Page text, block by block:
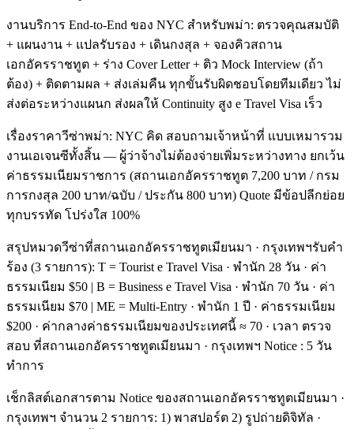
งานบริการ End-to-End ของ NYC สำหรับพม่า: ตรวจคุณสมบัติ
+ แผนงาน + แปลรับรอง + เดินกงสุล + จองคิวสถาน
เอกอัครราชทูต + ร่าง Cover Letter + ติว Mock Interview (ถ้า
ต้อง) + ติดตามผล + ส่งเล่มคืน ทุกขั้นรับผิดชอบโดยทีมเดียว ไม่
ส่งต่อระหว่างแผนก ส่งผลให้ Continuity สูง e Travel Visa เร็ว
เรื่องราคาวีซ่าพม่า: NYC คิด สอบถามเจ้าหน้าที่ แบบเหมารวม
งานเอเจนซีทั้งสิ้น — ผู้ว่าจ้างไม่ต้องจ่ายเพิ่มระหว่างทาง ยกเว้น
ค่าธรรมเนียมราชการ (สถานเอกอัครราชทูต 7,200 บาท / กรม
การกงสุล 200 บาท/ฉบับ / ประกัน 800 บาท) Quote มีข้อปลีกย่อย
ทุกบรรทัด โปร่งใส 100%
สรุปหมวดวีซ่าที่สถานเอกอัครราชทูตเมียนมา · กรุงเทพฯรับคำ
ร้อง (3 รายการ): T = Tourist e Travel Visa · พำนัก 28 วัน · ค่า
ธรรมเนียม $50 | B = Business e Travel Visa · พำนัก 70 วัน · ค่า
ธรรมเนียม $70 | ME = Multi-Entry · พำนัก 1 ปี · ค่าธรรมเนียม
$200 · ค่ากลางค่าธรรมเนียมของประเทศนี้ ≈ 70 · เวลา ตรวจ
สอบ ที่สถานเอกอัครราชทูตเมียนมา · กรุงเทพฯ Notice : 5 วัน
ทำการ
เช็กลิสต์เอกสารตาม Notice ของสถานเอกอัครราชทูตเมียนมา ·
กรุงเทพฯ จำนวน 2 รายการ: 1) พาสปอร์ต 2) รูปถ่ายดิจิทัล ·